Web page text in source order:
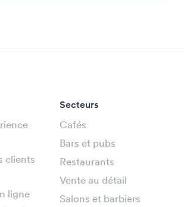
clients
ligne
Secteurs
Cafés
Bars et pubs
Restaurants
Vente au détail
Salons et barbiers